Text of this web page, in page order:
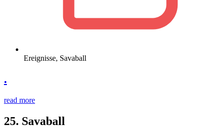
Ereignisse, Savaball
.
read more
25. Savaball